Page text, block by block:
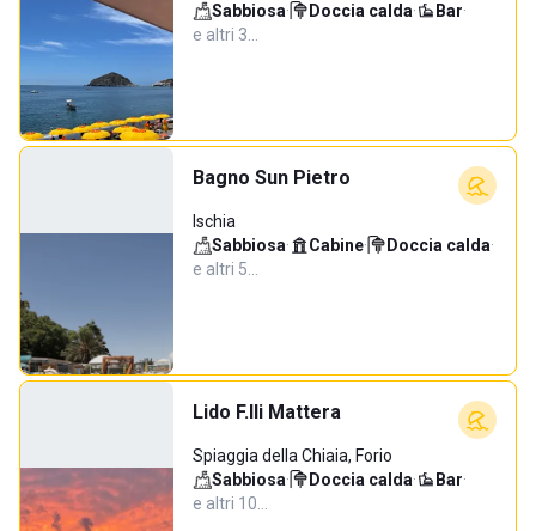
Sabbiosa· Doccia calda· Bar·
e altri 3…
Bagno Sun Pietro
Ischia
Sabbiosa· Cabine· Doccia calda·
e altri 5…
Lido F.lli Mattera
Spiaggia della Chiaia, Forio
Sabbiosa· Doccia calda· Bar·
e altri 10…